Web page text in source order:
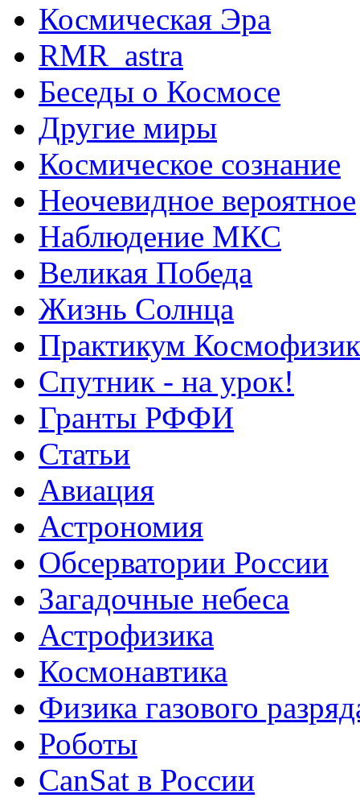
Космическая Эра
RMR_astra
Беседы о Космосе
Другие миры
Космическое сознание
Неочевидное вероятное
Наблюдение МКС
Великая Победа
Жизнь Солнца
Практикум
Спутник - на урок!
Гранты РФФИ
Статьи
Авиация
Астрономия
Обсерватории России
Загадочные небеса
Астрофизика
Космонавтика
Физика газового
Роботы
CanSat в России